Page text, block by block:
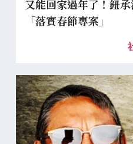
又能回家過年了！鈕
「落實春節專案」